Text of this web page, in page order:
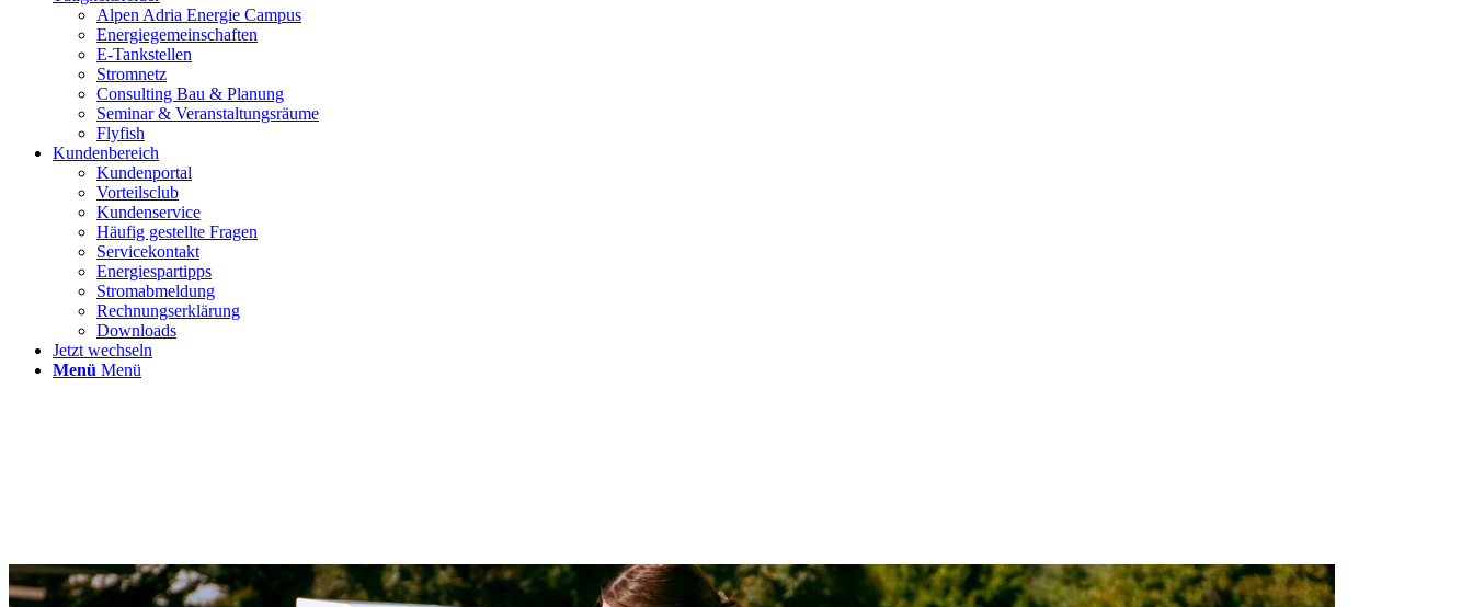
Alpen Adria Energie Campus
Energiegemeinschaften
E-Tankstellen
Stromnetz
Consulting Bau & Planung
Seminar & Veranstaltungsräume
Flyfish
Kundenbereich
Kundenportal
Vorteilsclub
Kundenservice
Häufig gestellte Fragen
Servicekontakt
Energiespartipps
Stromabmeldung
Rechnungserklärung
Downloads
Jetzt wechseln
Menü Menü